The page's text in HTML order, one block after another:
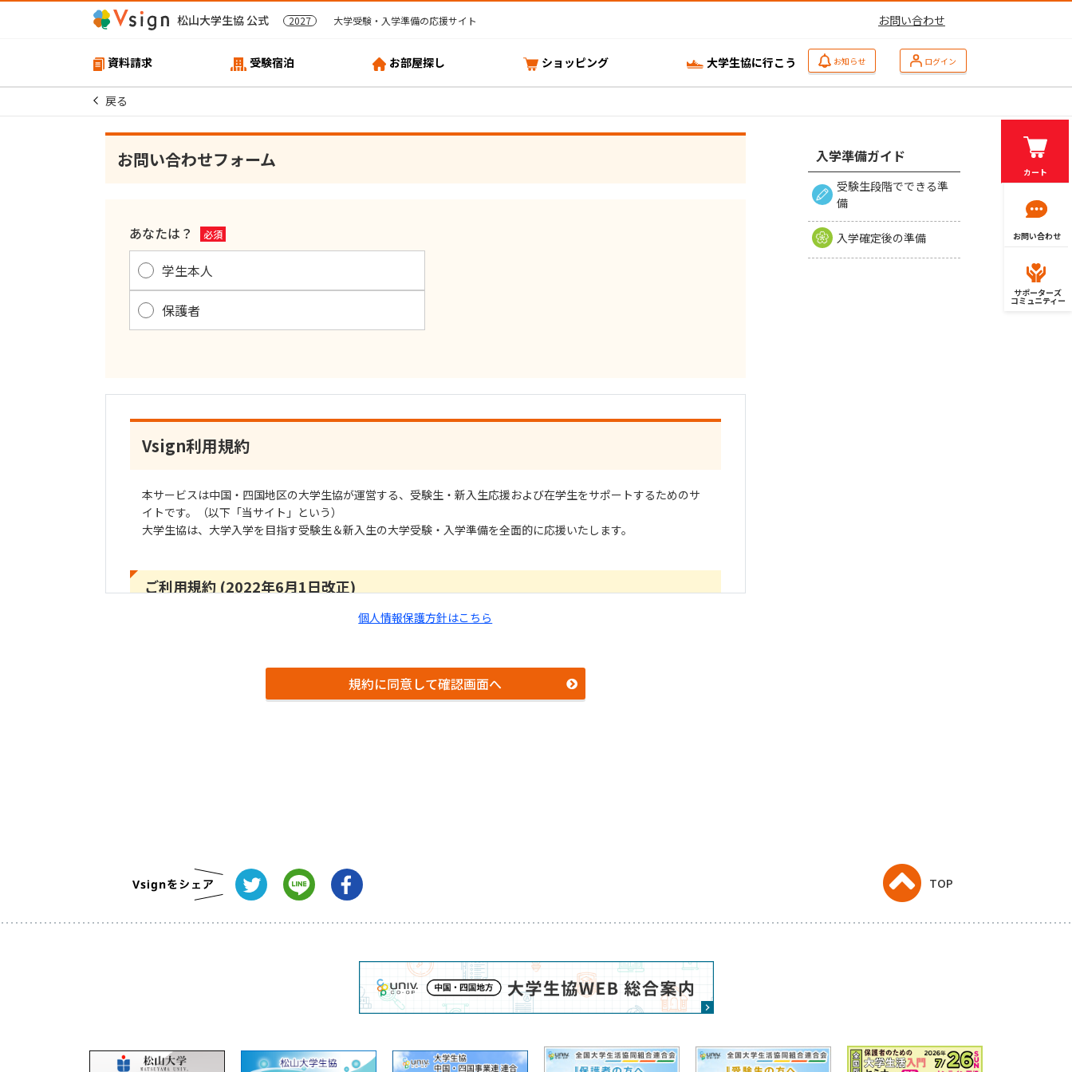
松山大学生協 公式 2027 大学受験・入学準備の応援サイト お問い合わせ
資料請求 受験宿泊 お部屋探し ショッピング 大学生協に行こう お知らせ ログイン
戻る
お問い合わせフォーム
あなたは？ 必須
学生本人
保護者
Vsign利用規約
本サービスは中国・四国地区の大学生協が運営する、受験生・新入生応援および在学生をサポートするためのサ
イトです。（以下「当サイト」という）
大学生協は、大学入学を目指す受験生＆新入生の大学受験・入学準備を全面的に応援いたします。
ご利用規約 (2022年6月1日改正)
ユーザーの皆様は松山大学生活協同組合（以下「松山大学生協」という）及び生活協同組合連合会大学生活協同
組合中国・四国事業連合（以下「大学生協中国四国事業連合」という）が運営する 受験生・新入生応援サイト
当サイトを利用できるユーザーは以下の方です。
松山大学生協に係る大学の受験生およびその保護者
なる場合があります。この場合、ユーザーの皆さまは、真実、正確かつ完全な情報を登録しなければならず、常
に最新の情報となるよう修正しなければなりません。
個人情報保護方針はこちら
規約に同意して確認画面へ
入学準備ガイド
受験生段階でできる準
備
入学確定後の準備
カート
お問い合わせ
サポーターズ
コミュニティー
TOP